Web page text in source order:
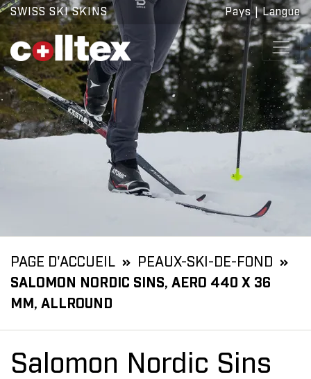
SWISS SKI SKINS Pays|Langue
PAGE D'ACCUEIL
PEAUX-SKI-DE-FOND
SALOMON NORDIC SINS, AERO 440 X 36
MM, ALLROUND
Salomon Nordic Sins